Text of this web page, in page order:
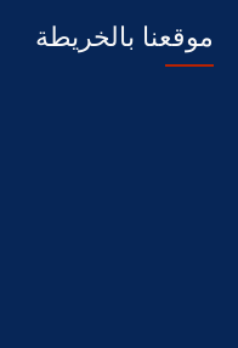
موقعنا بالخريطة